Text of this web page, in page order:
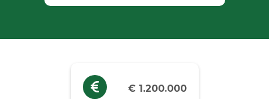
€ 1.200.000
Prezzo